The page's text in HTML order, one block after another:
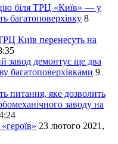
біля ТРЦ «Київ» — у
багатоповерхівку 8
Київ перенесуть на
завод демонтує ще два
багатоповерхівками 9
питання, яке дозволить
заводу на
23 лютого 2021,